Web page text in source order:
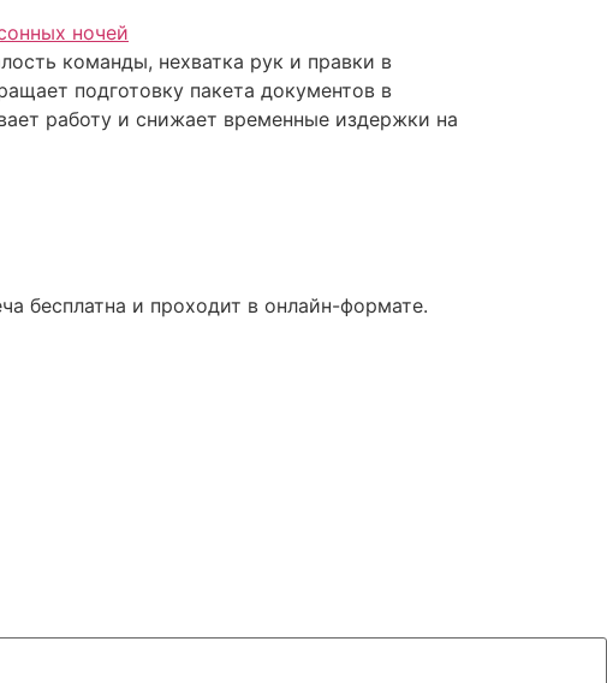
команды, нехватка рук и правки в
подготовку пакета документов в
работу и снижает временные издержки на
бесплатна и проходит в онлайн-формате.